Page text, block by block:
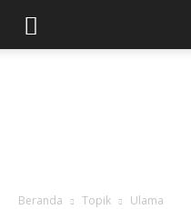
Beranda Topik Ulama